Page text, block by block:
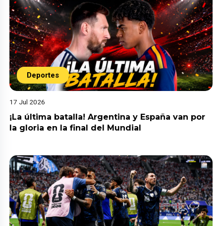
Deportes
17 Jul 2026
¡La última batalla! Argentina y España van por
la gloria en la final del Mundial